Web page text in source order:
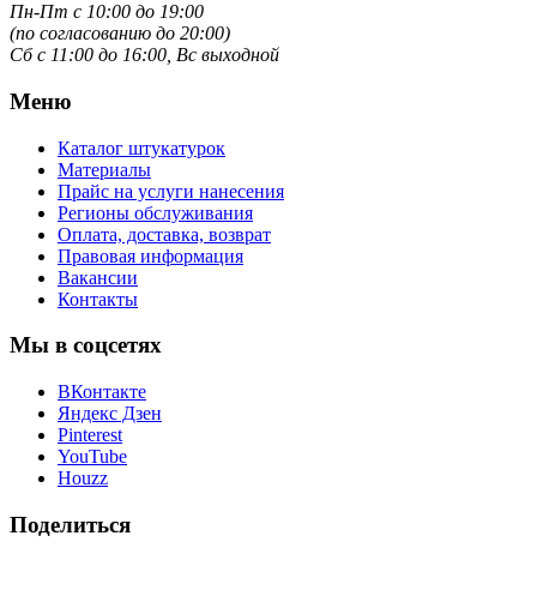
Пн-Пт с 10:00 до 19:00
(по согласованию до 20:00)
Сб с 11:00 до 16:00, Вс выходной
Меню
Каталог штукатурок
Материалы
Прайс на услуги нанесения
Регионы обслуживания
Оплата, доставка, возврат
Правовая информация
Вакансии
Контакты
Мы в соцсетях
ВКонтакте
Яндекс Дзен
Pinterest
YouTube
Houzz
Поделиться